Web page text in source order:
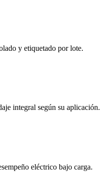
y etiquetado por lote.
integral según su aplicación.
eléctrico bajo carga.